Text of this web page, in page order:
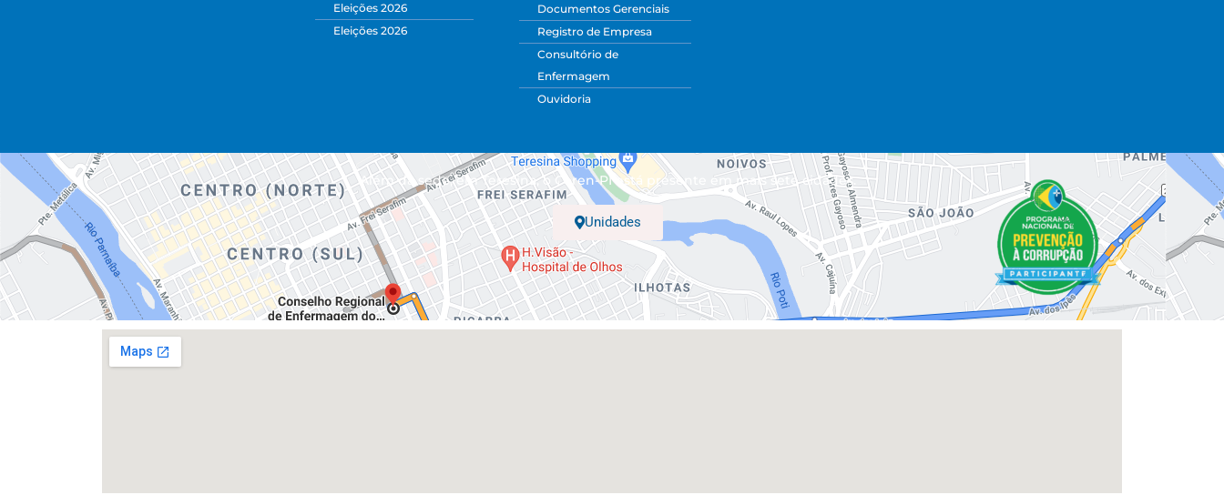
Eleições 2026
Eleições 2026
Documentos Gerenciais
Registro de Empresa
Consultório de
Enfermagem
Ouvidoria
Além da sede, em Teresina, o Coren-PI está presente em mais sete cidades.
Unidades